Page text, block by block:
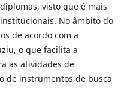
visto que é mais
No âmbito do
de acordo com a
o que facilita a
as atividades de
de instrumentos de busca